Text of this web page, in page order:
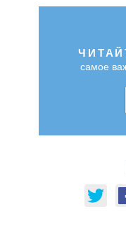
самое